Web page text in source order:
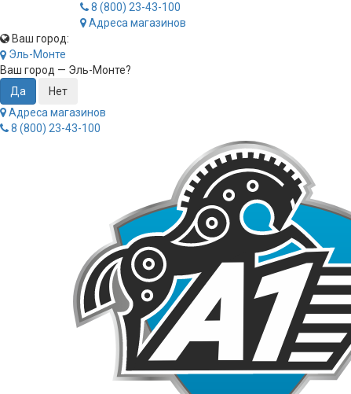
8 (800) 23-43-100
Адреса магазинов
Ваш город:
Эль-Монте
Ваш город — Эль-Монте?
Адреса магазинов
8 (800) 23-43-100